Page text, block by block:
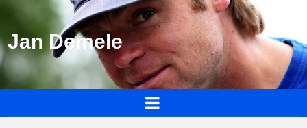
Jan Demele